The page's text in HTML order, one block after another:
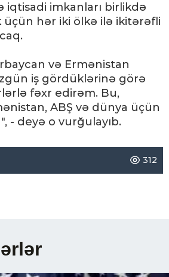
iqtisadi imkanları birlikdə
üçün hər iki ölkə ilə ikitərəfli
və Ermənistan
iş gördüklərinə görə
fəxr edirəm. Bu,
ABŞ və dünya üçün
- deyə o vurğulayıb.
312